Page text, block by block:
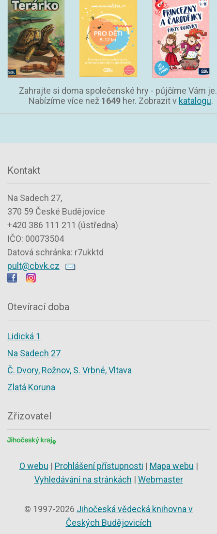
Zahrajte si doma společenské hry - půjčíme Vám je.
Nabízíme více než 1649 her. Zobrazit v katalogu.
Kontakt
Na Sadech 27,
370 59 České Budějovice
+420 386 111 211 (ústředna)
IČO: 00073504
Datová schránka: r7ukktd
pult@cbvk.cz
Otevírací doba
Lidická 1
Na Sadech 27
Č. Dvory, Rožnov, S. Vrbné, Vltava
Zlatá Koruna
Zřizovatel
O webu | Prohlášení přístupnosti | Mapa webu |
Vyhledávání na stránkách | Webmaster
© 1997-2026 Jihočeská vědecká knihovna v
Českých Budějovicích